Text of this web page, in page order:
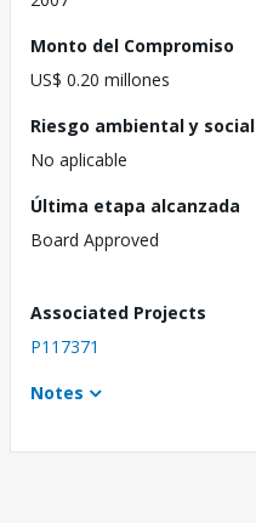
Monto del Compromiso
US$ 0.20 millones
Riesgo ambiental y social
No aplicable
Última etapa alcanzada
Board Approved
Associated Projects
P117371
Notes